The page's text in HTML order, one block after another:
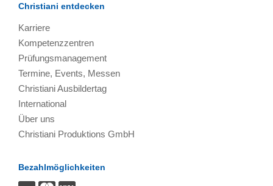
Christiani entdecken
Karriere
Kompetenzzentren
Prüfungsmanagement
Termine, Events, Messen
Christiani Ausbildertag
International
Über uns
Christiani Produktions GmbH
Bezahlmöglichkeiten